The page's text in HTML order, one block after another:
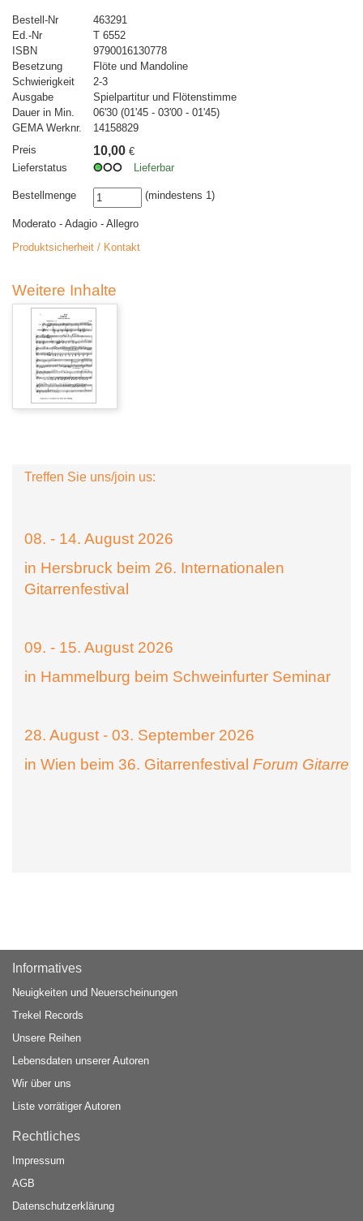
Bestell-Nr
463291
Ed.-Nr
T 6552
ISBN
9790016130778
Besetzung
Flöte und Mandoline
Schwierigkeit
2-3
Ausgabe
Spielpartitur und Flötenstimme
Dauer in Min.
06'30 (01'45 - 03'00 - 01'45)
GEMA Werknr.
14158829
Preis
10,00 €
Lieferstatus
Lieferbar
Bestellmenge (mindestens 1)
Moderato - Adagio - Allegro
Produktsicherheit / Kontakt
Weitere Inhalte
Treffen Sie uns/join us:
08. - 14. August 2026
in Hersbruck beim 26. Internationalen
Gitarrenfestival
09. - 15. August 2026
in Hammelburg beim Schweinfurter Seminar
28. August - 03. September 2026
in Wien beim 36. Gitarrenfestival Forum Gitarre
Informatives
Neuigkeiten und Neuerscheinungen
Trekel Records
Unsere Reihen
Lebensdaten unserer Autoren
Wir über uns
Liste vorrätiger Autoren
Rechtliches
Impressum
AGB
Datenschutzerklärung